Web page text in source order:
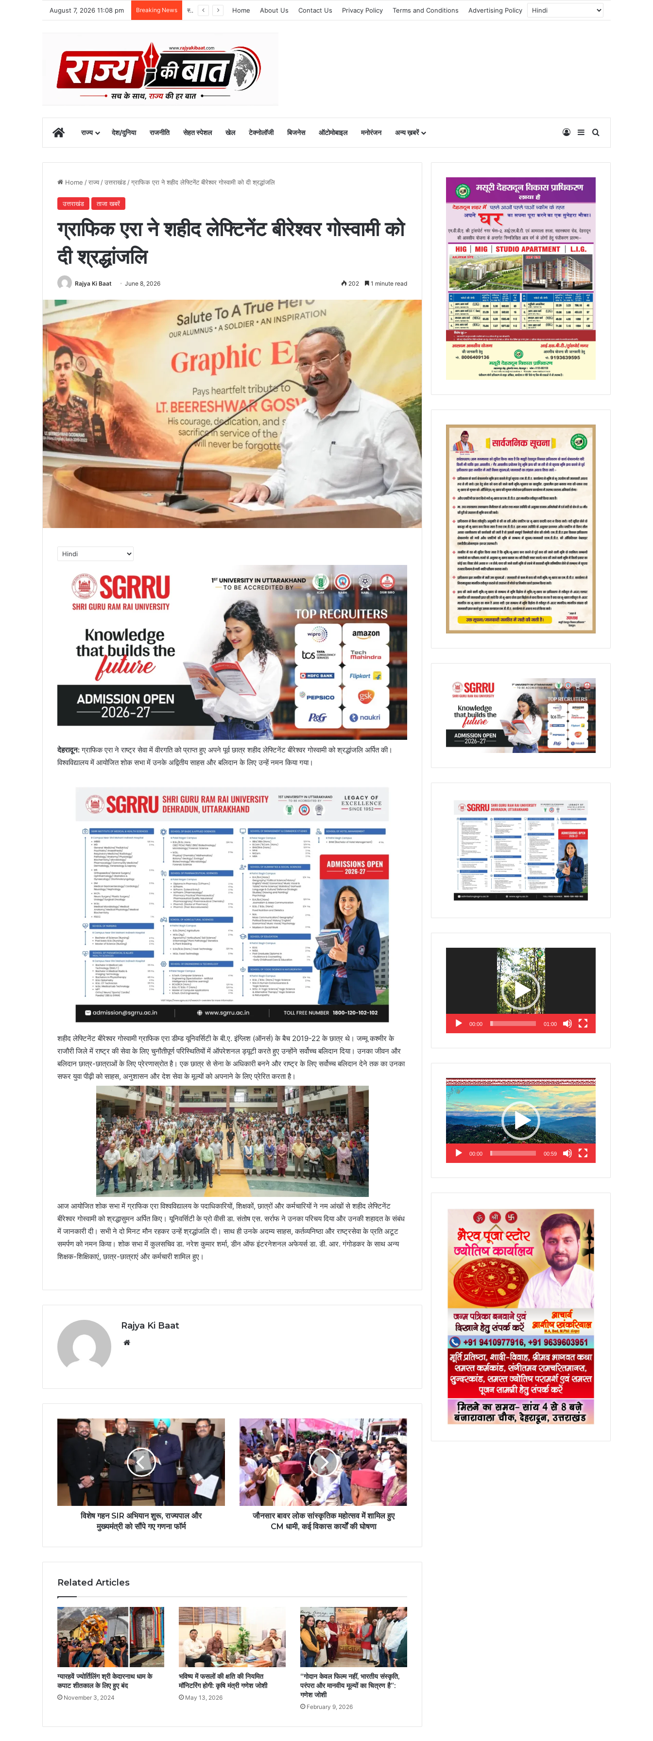
August 7, 2026 11:08 pm Breaking News 1 सितंबर से शुरू होगा खेल महाकुंभ-2026, चार चरणों में होंगी प्रतियोगिताएं Home About Us Contact Us Privacy Policy Terms and Conditions Advertising Policy
Homeराज्य देश/दुनिया राजनीति सेहत स्पेशल खेल टेक्नोलॉजी बिजनेस ऑटोमोबाइल मनोरंजन अन्य ख़बरें Log InSidebar
Home /राज्य /उत्तराखंड /ग्राफिक एरा ने शहीद लेफ्टिनेंट बीरेश्वर गोस्वामी को दी श्रद्धांजलि
उत्तराखंड ताजा खबरें
ग्राफिक एरा ने शहीद लेफ्टिनेंट बीरेश्वर गोस्वामी को
दी श्रद्धांजलि
Rajya Ki Baat June 8, 2026 202 1 minute read
देहरादून:ग्राफिक एरा ने राष्ट्र सेवा में वीरगति को प्राप्त हुए अपने पूर्व छात्र शहीद लेफ्टिनेंट बीरेश्वर गोस्वामी को श्रद्धांजलि अर्पित की।
विश्वविद्यालय में आयोजित शोक सभा में उनके अद्वितीय साहस और बलिदान के लिए उन्हें नमन किया गया।
शहीद लेफ्टिनेंट बीरेश्वर गोस्वामी ग्राफिक एरा डीम्ड यूनिवर्सिटी के बी.ए. इंग्लिश (ऑनर्स) के बैच 2019-22 के छात्र थे। जम्मू कश्मीर के
राजौरी जिले में राष्ट्र की सेवा के लिए चुनौतीपूर्ण परिस्थितियों में ऑपरेशनल ड्यूटी करते हुए उन्होंने सर्वोच्च बलिदान दिया। उनका जीवन और
बलिदान छात्र-छात्राओं के लिए प्रेरणास्रोत है। एक छात्र से सेना के अधिकारी बनने और राष्ट्र के लिए सर्वोच्च बलिदान देने तक का उनका
सफर युवा पीढ़ी को साहस, अनुशासन और देश सेवा के मूल्यों को अपनाने के लिए प्रेरित करता है।
आज आयोजित शोक सभा में ग्राफिक एरा विश्वविद्यालय के पदाधिकारियों, शिक्षकों, छात्रों और कर्मचारियों ने नम आंखों से शहीद लेफ्टिनेंट
बीरेश्वर गोस्वामी को श्रद्धासुमन अर्पित किए। यूनिवर्सिटी के प्रो वीसी डा. संतोष एस. सर्राफ ने उनका परिचय दिया और उनकी शहादत के संबंध
में जानकारी दी। सभी ने दो मिनट मौन रहकर उन्हें श्रद्धांजलि दी। साथ ही उनके अदम्य साहस, कर्तव्यनिष्ठा और राष्ट्रसेवा के प्रति अटूट
समर्पण को नमन किया। शोक सभा में कुलसचिव डा. नरेश कुमार शर्मा, डीन ऑफ इंटरनेशनल अफेयर्स डा. डी. आर. गंगोडकर के साथ अन्य
शिक्षक-शिक्षिकाएं, छात्र-छात्राएं और कर्मचारी शामिल हुए।
Rajya Ki Baat
विशेष गहन SIR अभियान शुरू, राज्यपाल और
मुख्यमंत्री को सौंपे गए गणना फॉर्म
जौनसार बावर लोक सांस्कृतिक महोत्सव में शामिल हुए
CM धामी, कई विकास कार्यों की घोषणा
Related Articles
ग्यारहवें ज्योर्तिलिंग श्री केदारनाथ धाम के
कपाट शीतकाल के लिए हुए बंद
November 3, 2024
भविष्य में फसलों की क्षति की नियमित
मॉनिटरिंग होगी: कृषि मंत्री गणेश जोशी
May 13, 2026
“गोदान केवल फिल्म नहीं, भारतीय संस्कृति,
परंपरा और मानवीय मूल्यों का चित्रण है”:
गणेश जोशी
February 9, 2026
00:00 01:00
Video
Player
00:00 00:59